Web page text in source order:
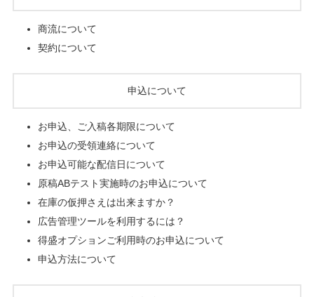
商流について
契約について
申込について
お申込、ご入稿各期限について
お申込の受領連絡について
お申込可能な配信日について
原稿ABテスト実施時のお申込について
在庫の仮押さえは出来ますか？
広告管理ツールを利用するには？
得盛オプションご利用時のお申込について
申込方法について